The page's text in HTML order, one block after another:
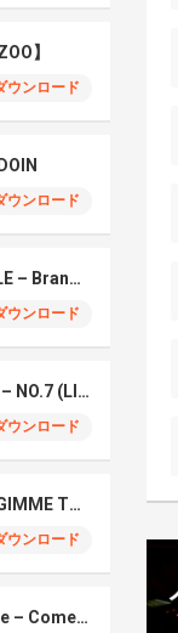
】
ウンロード
ウンロード
Mrs. GREEN APPLE – Brand New
ウンロード
Mrs. Green Apple – NO.7 (LIVE)
ウンロード
Naniwa Danshi – GIMME THE DAY
ウンロード
Elmiene, Fujii Kaze – Comets Gold